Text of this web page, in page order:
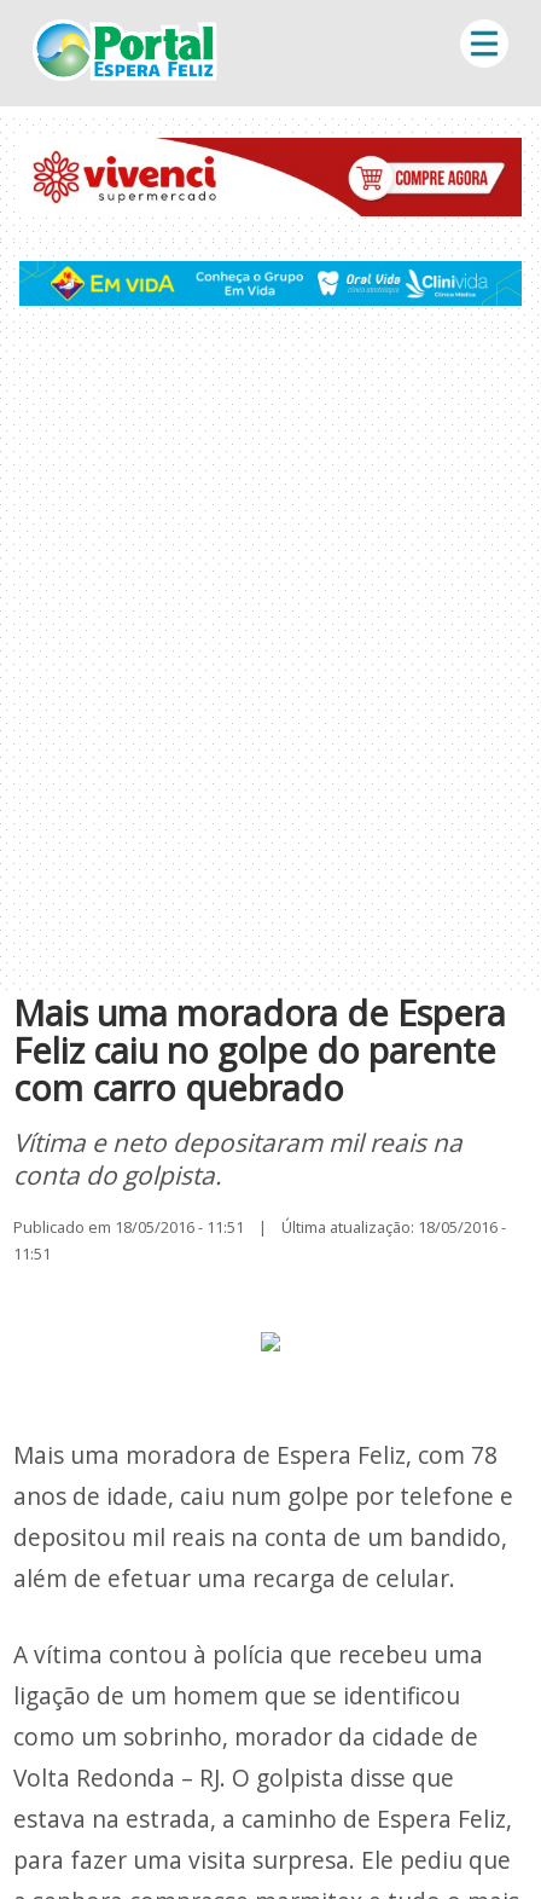
Mais uma moradora de Espera
Feliz caiu no golpe do parente
com carro quebrado
Vítima e neto depositaram mil reais na
conta do golpista.
Publicado em 18/05/2016 - 11:51 | Última atualização: 18/05/2016 -
11:51
Mais uma moradora de Espera Feliz, com 78
anos de idade, caiu num golpe por telefone e
depositou mil reais na conta de um bandido,
além de efetuar uma recarga de celular.
A vítima contou à polícia que recebeu uma
ligação de um homem que se identificou
como um sobrinho, morador da cidade de
Volta Redonda – RJ. O golpista disse que
estava na estrada, a caminho de Espera Feliz,
para fazer uma visita surpresa. Ele pediu que